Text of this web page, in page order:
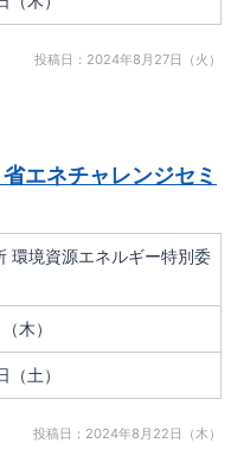
投稿日：2024年8月27日（火）
エネチャレンジセミ
環境資源エネルギー特別委
木）
土）
投稿日：2024年8月22日（木）